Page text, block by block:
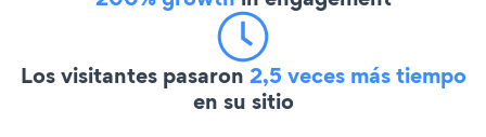
Los visitantes pasaron 2,5 veces más tiempo
en su sitio